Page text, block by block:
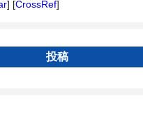
] [CrossRef]
投稿